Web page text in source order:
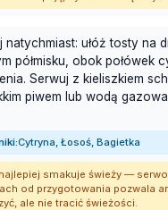
natychmiast: ułóż tosty na
półmisku, obok połówek
Serwuj z kieliszkiem
piwem lub wodą
Cytryna, Łosoś, Bagietka
smakuje świeży —
od przygotowania pozwala
ale nie tracić świeżości.